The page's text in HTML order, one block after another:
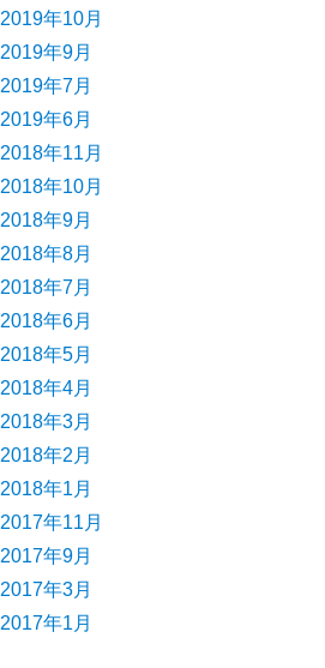
2019年10月
2019年9月
2019年7月
2019年6月
2018年11月
2018年10月
2018年9月
2018年8月
2018年7月
2018年6月
2018年5月
2018年4月
2018年3月
2018年2月
2018年1月
2017年11月
2017年9月
2017年3月
2017年1月